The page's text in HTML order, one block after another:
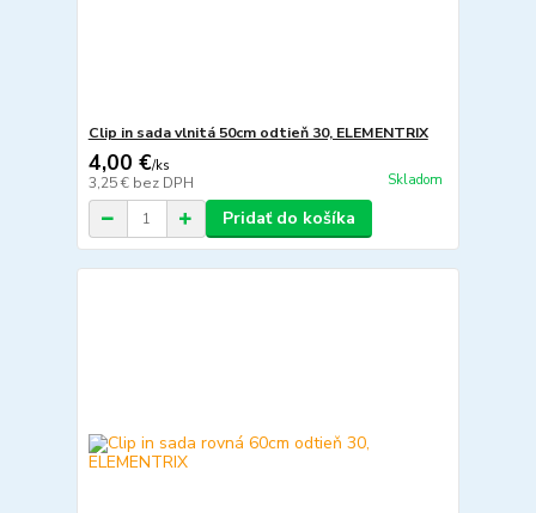
Clip in sada vlnitá 50cm odtieň 30, ELEMENTRIX
4,00 €/ks
3,25 € bez DPH Skladom
Pridať do košíka